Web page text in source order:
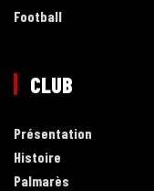
Football
CLUB
Présentation
Histoire
Palmarès